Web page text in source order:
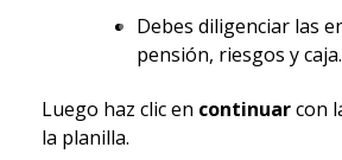
Debes diligenciar las
pensión, riesgos y caja.
Luego haz clic en continuarcon
la planilla.